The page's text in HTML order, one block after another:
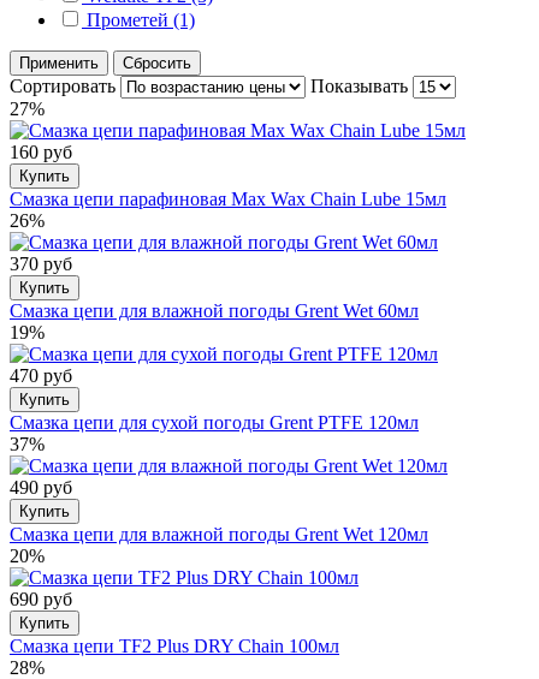
Прометей (1)
Применить Сбросить
Сортировать
Показывать
27%
160 руб
Купить
Смазка цепи парафиновая Max Wax Chain Lube 15мл
26%
370 руб
Купить
Смазка цепи для влажной погоды Grent Wet 60мл
19%
470 руб
Купить
Смазка цепи для сухой погоды Grent PTFE 120мл
37%
490 руб
Купить
Смазка цепи для влажной погоды Grent Wet 120мл
20%
690 руб
Купить
Смазка цепи TF2 Plus DRY Chain 100мл
28%